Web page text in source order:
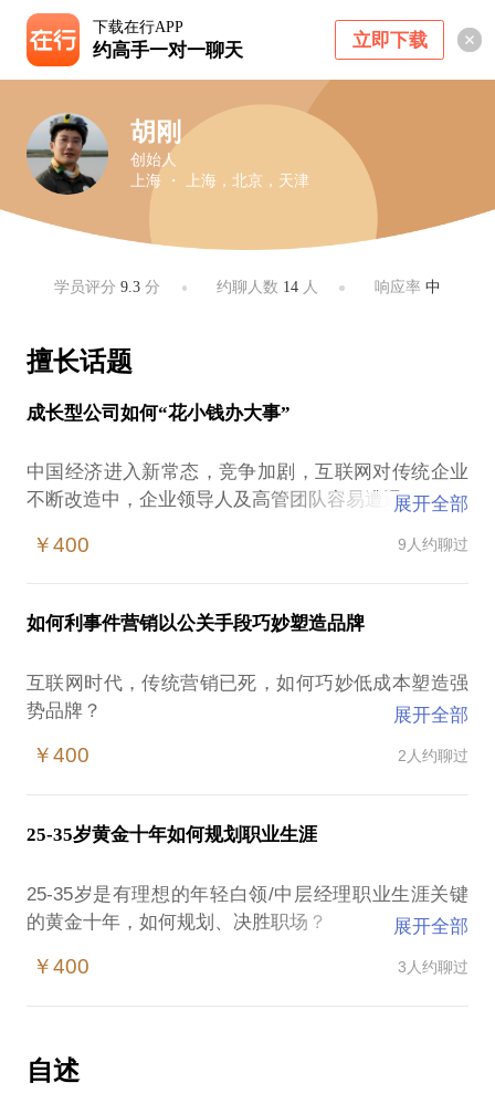
下载在行APP
约高手一对一聊天 立即下载
胡刚
创始人
上海 ・ 上海，北京，天津
学员评分9.3 分 约聊人数 14人 响应率 中
擅长话题
成长型公司如何“花小钱办大事”
中国经济进入新常态，竞争加剧，互联网对传统企业
不断改造中，企业领导人及高管团队容易遭遇：
牌、营销、销售、体系建设、用人等方面思路容易不
事”？
互联网时代，环境剧烈变化，传统企业缺少互联网基
同、文化等方面妥善设计及推进？
我在消费品企业+互联网转型变革、大型世界级事件
营销、互联网企业创业经验及方法等方面积累了不少
如何打造高执行力、高效率的组织？
大事？
如何在互联网时代推动企业变革创新？
如何用好咨询公司、广告公关公司？
P.S. 在选择与我见面前，请把你的问题更具体化。毕
竟一小时的谈话只能解决一个小问题。请把你的问题
展开全部
￥400 9人约聊过
如何利事件营销以公关手段巧妙塑造品牌
互联网时代，传统营销已死，如何巧妙低成本塑造强
势品牌？
遇：
如何花小钱办大事，少花营销费用？
如何借助媒体力量宣传和塑造品牌？
我曾主持新日电动车奥运会、世博会、世园会、“登峰
造极”、赞助航天等活动，企业投入很小效益明显，得
到国际奥委会、世博局表彰及多个品牌、营销类荣
纪经济报道》出版的《中国最佳品牌建设案例》独立
展开全部
￥400 2人约聊过
25-35岁黄金十年如何规划职业生涯
25-35岁是有理想的年轻白领/中层经理职业生涯关键
的黄金十年，如何规划、决胜职场？
求胜。在企业中，战略规划是1，战略执行是0，如果
未免可惜。
我在消费品行业的一个老兵，乐于利他分享职业生涯
展开全部
￥400 3人约聊过
自述